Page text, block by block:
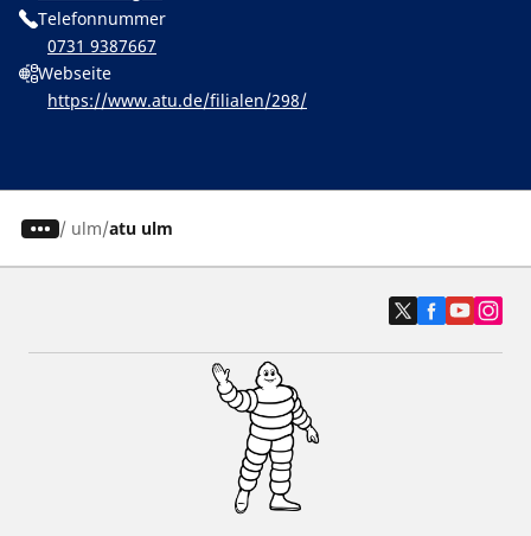
Telefonnummer
0731 9387667
Webseite
https://www.atu.de/filialen/298/
/ ulm atu ulm